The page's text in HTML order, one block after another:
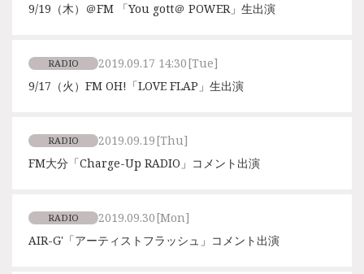
9/19（木）＠FM 「You gott＠ POWER」生出演
RADIO 2019.09.17 14:30[Tue]
9/17（火）FM OH!「LOVE FLAP」生出演
RADIO 2019.09.19[Thu]
FM大分「Charge-Up RADIO」コメント出演
RADIO 2019.09.30[Mon]
AIR-G'「アーティストフラッシュ」コメント出演